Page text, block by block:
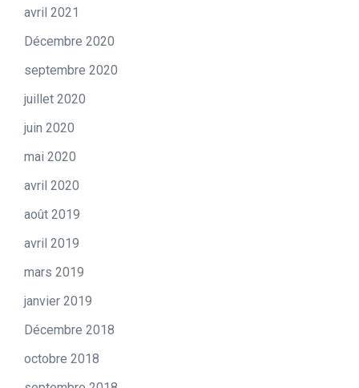
avril 2021
Décembre 2020
septembre 2020
juillet 2020
juin 2020
mai 2020
avril 2020
août 2019
avril 2019
mars 2019
janvier 2019
Décembre 2018
octobre 2018